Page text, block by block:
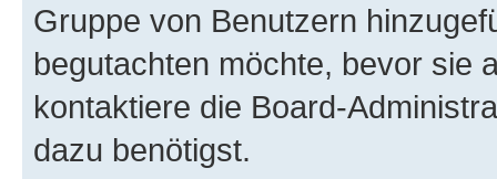
Gruppe von Benutzern
begutachten möchte, bevor sie
kontaktiere die Board-
dazu benötigst.